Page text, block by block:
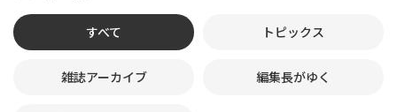
すべて トピックス
雑誌アーカイブ 編集長がゆく